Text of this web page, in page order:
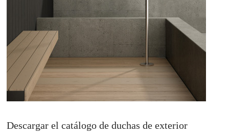
Descargar el catálogo de duchas de exterior